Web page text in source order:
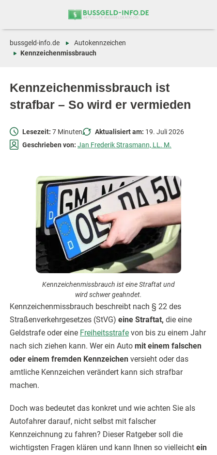
Kennzeichenmissbrauch ist
strafbar – So wird er vermieden
bussgeld-info.de
Autokennzeichen
Kennzeichenmissbrauch
Lesezeit: 7 Minuten Aktualisiert am: 19. Juli 2026
Geschrieben von: Jan Frederik Strasmann, LL. M.
Kennzeichenmissbrauch ist eine Straftat und
wird schwer geahndet.
Kennzeichenmissbrauch beschreibt nach § 22 des
Straßenverkehrgesetzes (StVG) eine Straftat, die eine
Geldstrafe oder eine Freiheitsstrafe von bis zu einem Jahr
nach sich ziehen kann. Wer ein Auto mit einem falschen
oder einem fremden Kennzeichen versieht oder das
amtliche Kennzeichen verändert kann sich strafbar
machen.
Doch was bedeutet das konkret und wie achten Sie als
Autofahrer darauf, nicht selbst mit falscher
Kennzeichnung zu fahren? Dieser Ratgeber soll die
wichtigsten Fragen klären und kann Ihnen so vielleicht ein